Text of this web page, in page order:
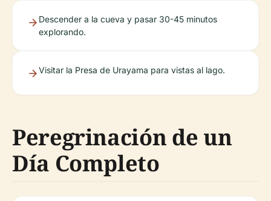
Descender a la cueva y pasar 30-45 minutos
explorando.
Visitar la Presa de Urayama para vistas al lago.
Peregrinación de un
Día Completo